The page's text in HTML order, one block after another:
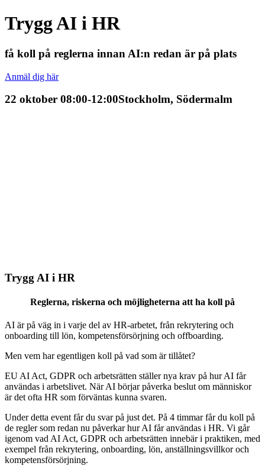
Trygg AI i HR
få koll på reglerna innan AI:n redan är på plats
Anmäl dig här
22 oktober 08:00-12:00Stockholm, Södermalm
Trygg AI i HR
Reglerna, riskerna och möjligheterna att ha koll på
AI är på väg in i varje del av HR-arbetet, från rekrytering och
onboarding till lön, kompetensförsörjning och offboarding.
Men vem har egentligen koll på vad som är tillåtet?
EU AI Act, GDPR och arbetsrätten ställer nya krav på hur AI får
användas i arbetslivet. När AI börjar påverka beslut om människor
är det ofta HR som förväntas kunna svaren.
Under detta event får du svar på just det. På 4 timmar får du koll på
de regler som redan nu påverkar hur AI får användas i HR. Vi går
igenom vad AI Act, GDPR och arbetsrätten innebär i praktiken, med
exempel från rekrytering, onboarding, lön, anställningsvillkor och
kompetensförsörjning.